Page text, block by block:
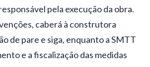
pela execução da obra.
caberá à construtora
de pare e siga, enquanto a SMTT
e a fiscalização das medidas